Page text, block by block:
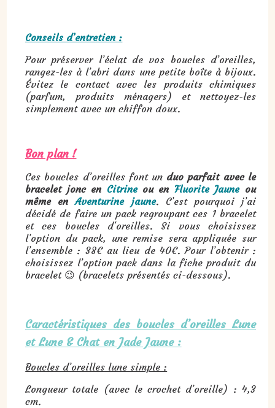
Conseils d’entretien :
Pour préserver l’éclat de vos boucles d’oreilles,
rangez-les à l’abri dans une petite boîte à bijoux.
Évitez le contact avec les produits chimiques
(parfum, produits ménagers) et nettoyez-les
simplement avec un chiffon doux.
Bon plan !
Ces boucles d’oreilles font un duo parfait avec le
bracelet jonc en Citrineou en Fluorite Jauneou
même enAventurine jaune. C’est pourquoi j’ai
décidé de faire un pack regroupant ces 1 bracelet
et ces boucles d'oreilles. Si vous choisissez
l’option du pack, une remise sera appliquée sur
l’ensemble : 38€ au lieu de 40€. Pour l’obtenir :
choisissez l’option pack dans la fiche produit du
bracelet 😉 (bracelets présentés ci-dessous).
Caractéristiques des boucles d’oreilles Lune
et Lune & Chat en Jade Jaune :
Boucles d’oreilles lune simple :
Longueur totale (avec le crochet d’oreille) : 4,3
cm.